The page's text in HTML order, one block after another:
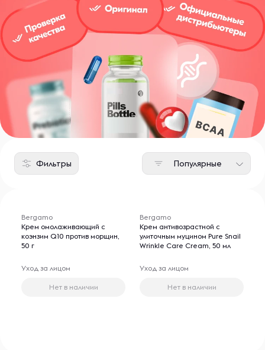
Фильтры Популярные
Bergamo
Крем омолаживающий с
коэнзим Q10 против морщин,
50 г
Уход за лицом
Нет в наличии
Bergamo
Крем антивозрастной с
улиточным муцином Pure Snail
Wrinkle Care Cream, 50 мл
Уход за лицом
Нет в наличии